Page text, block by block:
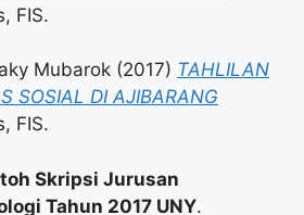
FIS.
Mubarok (2017) TAHLILAN
SOSIAL DI AJIBARANG
FIS.
Skripsi Jurusan
Tahun 2017 UNY.